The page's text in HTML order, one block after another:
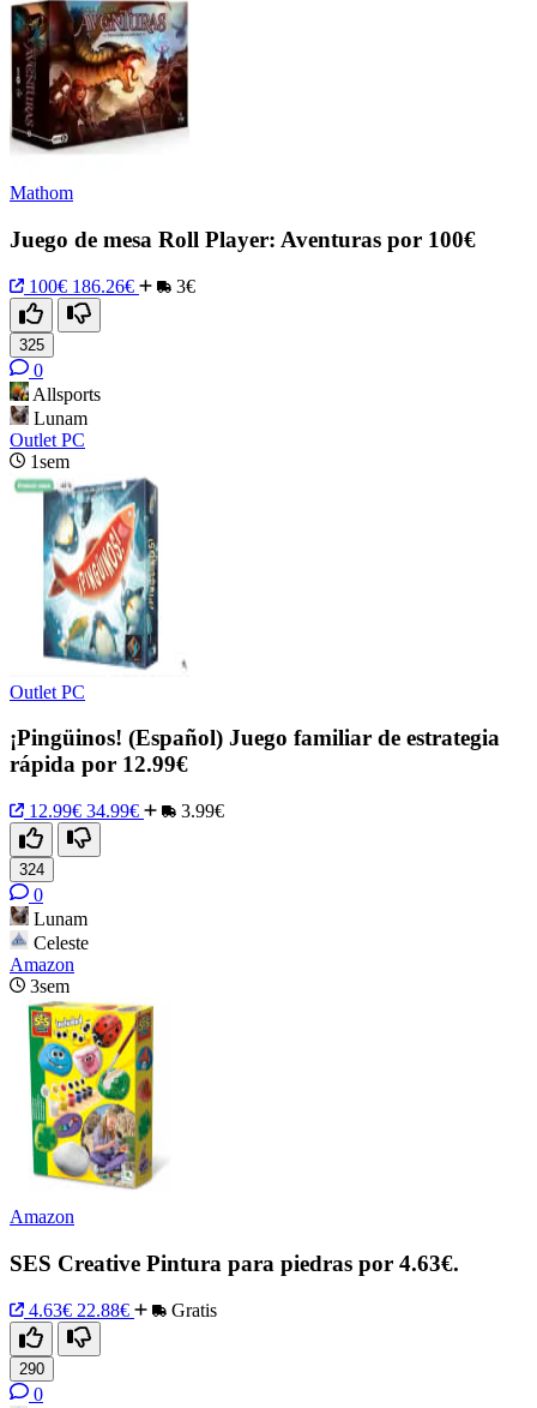
Mathom
Juego de mesa Roll Player: Aventuras por 100€
100€ 186.26€ 3€
325
0
Allsports
Lunam
Outlet PC
1sem
Outlet PC
¡Pingüinos! (Español) Juego familiar de estrategia
rápida por 12.99€
12.99€ 34.99€ 3.99€
324
0
Lunam
Celeste
Amazon
3sem
Amazon
SES Creative Pintura para piedras por 4.63€.
4.63€ 22.88€ Gratis
290
0